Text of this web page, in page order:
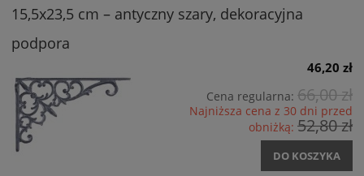
15,5x23,5 cm – antyczny szary, dekoracyjna
podpora
46,20 zł
Cena regularna: 66,00 zł
Najniższa cena z 30 dni przed
obniżką: 52,80 zł
DO KOSZYKA